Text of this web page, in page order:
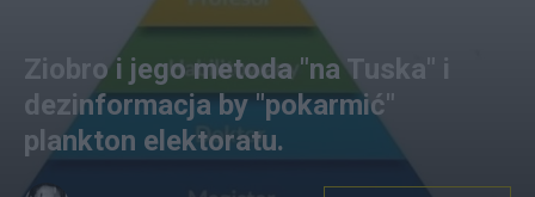
Ziobro i jego metoda "na Tuska" i
dezinformacja by "pokarmić"
plankton elektoratu.